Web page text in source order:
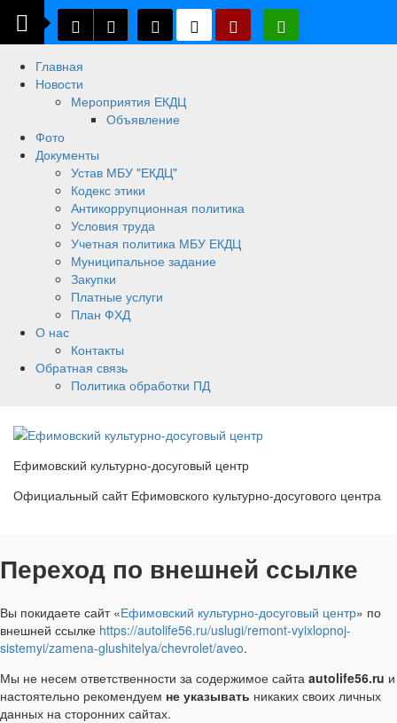
Главная
Новости
Мероприятия ЕКДЦ
Объявление
Фото
Документы
Устав МБУ "ЕКДЦ"
Кодекс этики
Антикоррупционная политика
Условия труда
Учетная политика МБУ ЕКДЦ
Муниципальное задание
Закупки
Платные услуги
План ФХД
О нас
Контакты
Обратная связь
Политика обработки ПД
Ефимовский культурно-досуговый центр
Официальный сайт Ефимовского культурно-досугового центра
Переход по внешней ссылке
Вы покидаете сайт «Ефимовский культурно-досуговый центр» по
внешней ссылке https://autolife56.ru/uslugi/remont-vyixlopnoj-
sistemyi/zamena-glushitelya/chevrolet/aveo.
Мы не несем ответственности за содержимое сайта autolife56.ru и
настоятельно рекомендуем не указывать никаких своих личных
данных на сторонних сайтах.